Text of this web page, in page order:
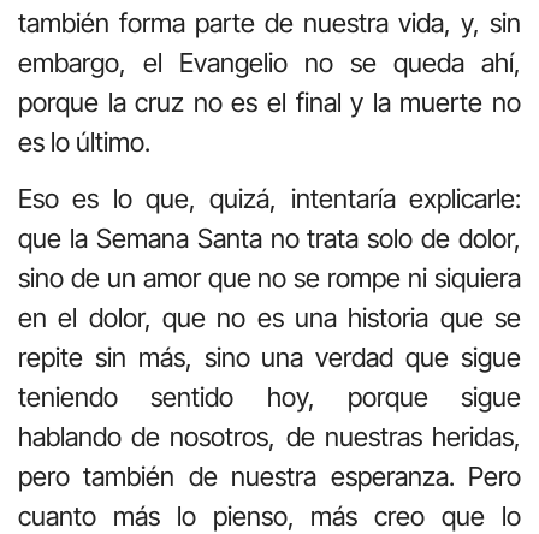
también forma parte de nuestra vida, y, sin
embargo, el Evangelio no se queda ahí,
porque la cruz no es el final y la muerte no
es lo último.
Eso es lo que, quizá, intentaría explicarle:
que la Semana Santa no trata solo de dolor,
sino de un amor que no se rompe ni siquiera
en el dolor, que no es una historia que se
repite sin más, sino una verdad que sigue
teniendo sentido hoy, porque sigue
hablando de nosotros, de nuestras heridas,
pero también de nuestra esperanza. Pero
cuanto más lo pienso, más creo que lo